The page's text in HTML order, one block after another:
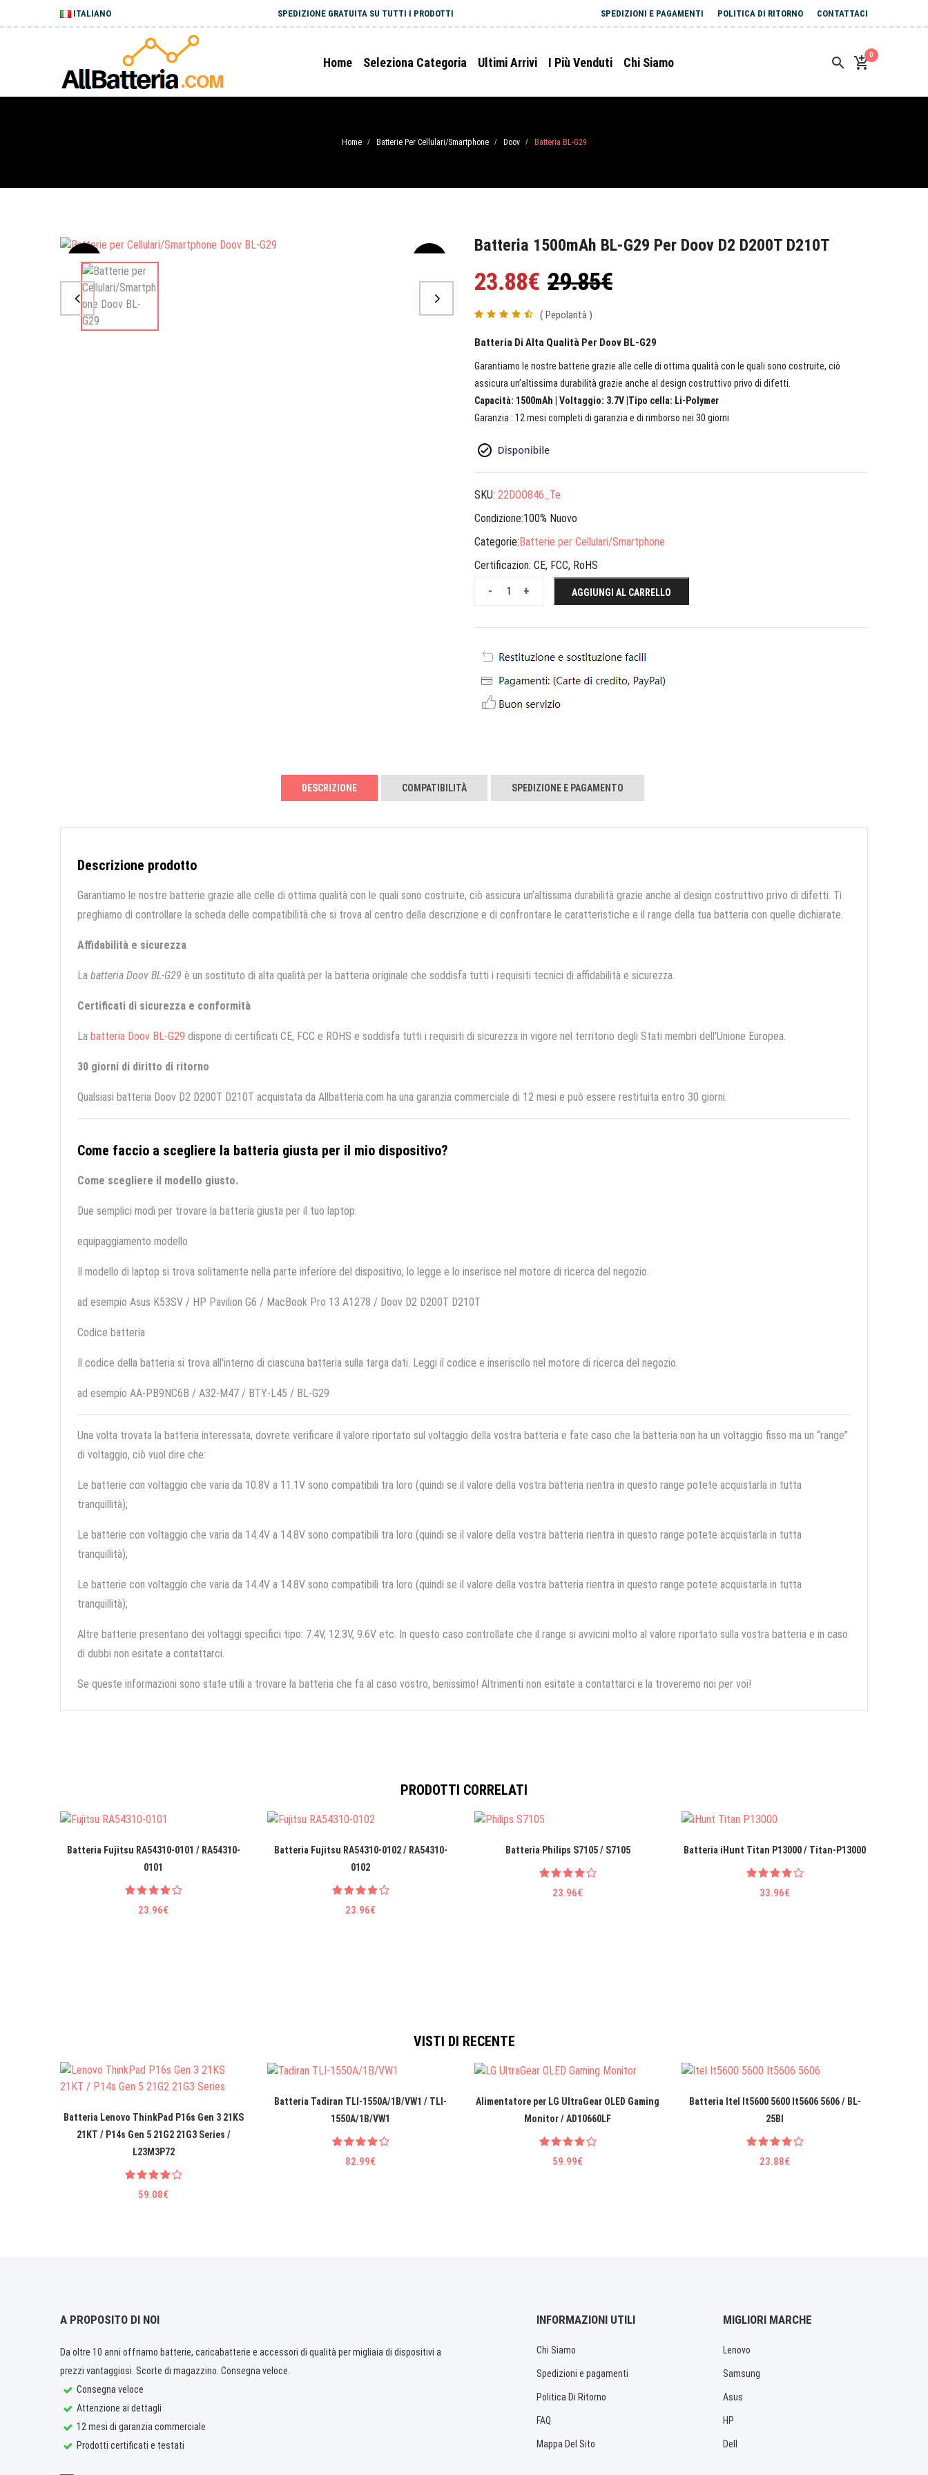
ITALIANO SPEDIZIONE GRATUITA SU TUTTI I PRODOTTI SPEDIZIONI E PAGAMENTI POLITICA DI RITORNO CONTATTACI
Home Seleziona Categoria Ultimi Arrivi I Più Venduti Chi Siamo
0
Home / Batterie Per Cellulari/Smartphone / Doov / Batteria BL-G29
Sale
Batteria 1500mAh BL-G29 Per Doov D2 D200T D210T
23.88€ 29.85€
( Pepolarità )
Batteria Di Alta Qualità Per Doov BL-G29
Garantiamo le nostre batterie grazie alle celle di ottima qualità con le quali sono costruite, ciò
assicura un’altissima durabilità grazie anche al design costruttivo privo di difetti.
Capacità: 1500mAh | Voltaggio: 3.7V |Tipo cella: Li-Polymer
Garanzia : 12 mesi completi di garanzia e di rimborso nei 30 giorni
SKU: 22DOO846_Te
Condizione:100% Nuovo
Categorie:Batterie per Cellulari/Smartphone
Certificazion: CE, FCC, RoHS
+
- AGGIUNGI AL CARRELLO
DESCRIZIONE COMPATIBILITÀ SPEDIZIONE E PAGAMENTO
Descrizione prodotto
Garantiamo le nostre batterie grazie alle celle di ottima qualità con le quali sono costruite, ciò assicura un’altissima durabilità grazie anche al design costruttivo privo di difetti. Ti
preghiamo di controllare la scheda delle compatibilità che si trova al centro della descrizione e di confrontare le caratteristiche e il range della tua batteria con quelle dichiarate.
Affidabilità e sicurezza
La batteria Doov BL-G29 è un sostituto di alta qualità per la batteria originale che soddisfa tutti i requisiti tecnici di affidabilità e sicurezza.
Certificati di sicurezza e conformità
La batteria Doov BL-G29 dispone di certificati CE, FCC e ROHS e soddisfa tutti i requisiti di sicurezza in vigore nel territorio degli Stati membri dell'Unione Europea.
30 giorni di diritto di ritorno
Qualsiasi batteria Doov D2 D200T D210T acquistata da Allbatteria.com ha una garanzia commerciale di 12 mesi e può essere restituita entro 30 giorni.
Come faccio a scegliere la batteria giusta per il mio dispositivo?
Come scegliere il modello giusto.
Due semplici modi per trovare la batteria giusta per il tuo laptop.
equipaggiamento modello
Il modello di laptop si trova solitamente nella parte inferiore del dispositivo, lo legge e lo inserisce nel motore di ricerca del negozio.
ad esempio Asus K53SV / HP Pavilion G6 / MacBook Pro 13 A1278 / Doov D2 D200T D210T
Codice batteria
Il codice della batteria si trova all'interno di ciascuna batteria sulla targa dati. Leggi il codice e inseriscilo nel motore di ricerca del negozio.
ad esempio AA-PB9NC6B / A32-M47 / BTY-L45 / BL-G29
Una volta trovata la batteria interessata, dovrete verificare il valore riportato sul voltaggio della vostra batteria e fate caso che la batteria non ha un voltaggio fisso ma un “range”
di voltaggio, ciò vuol dire che:
Le batterie con voltaggio che varia da 10.8V a 11.1V sono compatibili tra loro (quindi se il valore della vostra batteria rientra in questo range potete acquistarla in tutta
tranquillità);
Le batterie con voltaggio che varia da 14.4V a 14.8V sono compatibili tra loro (quindi se il valore della vostra batteria rientra in questo range potete acquistarla in tutta
tranquillità);
Le batterie con voltaggio che varia da 14.4V a 14.8V sono compatibili tra loro (quindi se il valore della vostra batteria rientra in questo range potete acquistarla in tutta
tranquillità);
Altre batterie presentano dei voltaggi specifici tipo: 7.4V, 12.3V, 9.6V etc. In questo caso controllate che il range si avvicini molto al valore riportato sulla vostra batteria e in caso
di dubbi non esitate a contattarci.
Se queste informazioni sono state utili a trovare la batteria che fa al caso vostro, benissimo! Altrimenti non esitate a contattarci e la troveremo noi per voi!
PRODOTTI CORRELATI
Batteria Fujitsu RA54310-0101 / RA54310-
0101
23.96€
Batteria Fujitsu RA54310-0102 / RA54310-
0102
23.96€
Batteria Philips S7105 / S7105
23.96€
Batteria iHunt Titan P13000 / Titan-P13000
33.96€
VISTI DI RECENTE
Batteria Lenovo ThinkPad P16s Gen 3 21KS
21KT / P14s Gen 5 21G2 21G3 Series /
L23M3P72
59.08€
Batteria Tadiran TLI-1550A/1B/VW1 / TLI-
1550A/1B/VW1
82.99€
Alimentatore per LG UltraGear OLED Gaming
Monitor / AD10660LF
59.99€
Batteria Itel It5600 5600 It5606 5606 / BL-
25BI
23.88€
A PROPOSITO DI NOI
Da oltre 10 anni offriamo batterie, caricabatterie e accessori di qualità per migliaia di dispositivi a
prezzi vantaggiosi. Scorte di magazzino. Consegna veloce.
Consegna veloce
Attenzione ai dettagli
12 mesi di garanzia commerciale
Prodotti certificati e testati
INFORMAZIONI UTILI
Chi Siamo
Spedizioni e pagamenti
Politica Di Ritorno
FAQ
Mappa Del Sito
MIGLIORI MARCHE
Lenovo
Samsung
Asus
HP
Dell